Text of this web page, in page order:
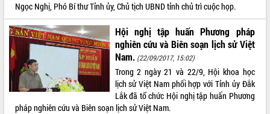
THỐNG KÊ TRUY CẬP
Hôm nay:
Tất cả: 66053737
Ngọc Nghị, Phó Bí thư Tỉnh ủy, Chủ tịch UBND tỉnh chủ trì cuộc họp.
Hội nghị tập huấn Phương pháp
nghiên cứu và Biên soạn lịch sử Việt
Nam. (22/09/2017, 15:02)
Trong 2 ngày 21 và 22/9, Hội khoa học
lịch sử Việt Nam phối hợp với Tỉnh ủy Đắk
Lắk đã tổ chức Hội nghị tập huấn Phương
pháp nghiên cứu và Biên soạn lịch sử Việt Nam.